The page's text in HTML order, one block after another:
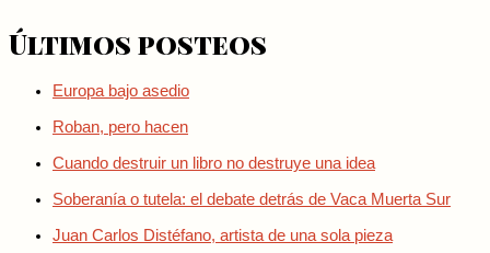
Últimos posteos
Europa bajo asedio
Roban, pero hacen
Cuando destruir un libro no destruye una idea
Soberanía o tutela: el debate detrás de Vaca Muerta Sur
Juan Carlos Distéfano, artista de una sola pieza